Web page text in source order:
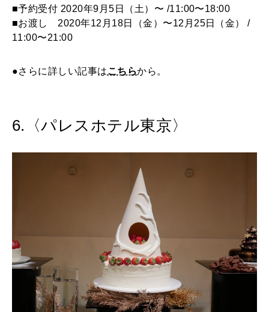
■予約受付 2020年9月5日（土）〜 /11:00〜18:00
■お渡し 2020年12月18日（金）〜12月25日（金） /
11:00〜21:00
●さらに詳しい記事はこちらから。
6.〈パレスホテル東京〉